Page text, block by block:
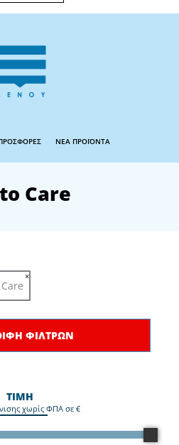
ΝΕΑ ΠΡΟΪΟΝΤΑ
Care
×
ΦΙΛΤΡΩΝ
ΤΙΜΗ
χωρίς ΦΠΑ σε €